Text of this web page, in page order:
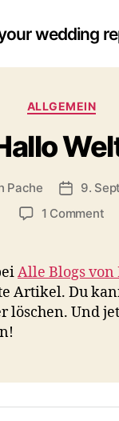
wedding
ALLGEMEIN
Pache
Post
9.
1 Commenton
Alle Blogs von
Artikel. Du
löschen. Und